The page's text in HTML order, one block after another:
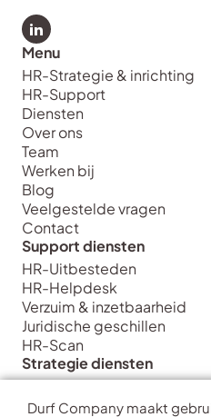
Durf Company maakt
Bekijk LinkedIn van Durf
Menu
HR-Strategie & inrichting
HR-Support
Diensten
Over ons
Team
Werken bij
Blog
Veelgestelde vragen
Contact
Support diensten
HR-Uitbesteden
HR-Helpdesk
Verzuim & inzetbaarheid
Juridische geschillen
HR-Scan
Strategie diensten
HR Strategie & Inrichting
HR Transformatie &